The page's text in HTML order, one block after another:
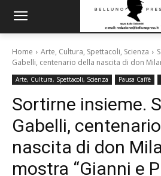
Home Arte, Cultura, Spettacoli, Scienza
Gabelli, centenario della nascita di don
Arte, Cultura, Spettacoli, Scienza Pausa Caffè
Sortirne insieme.
Gabelli,
nascita di don
mostra “Gianni e